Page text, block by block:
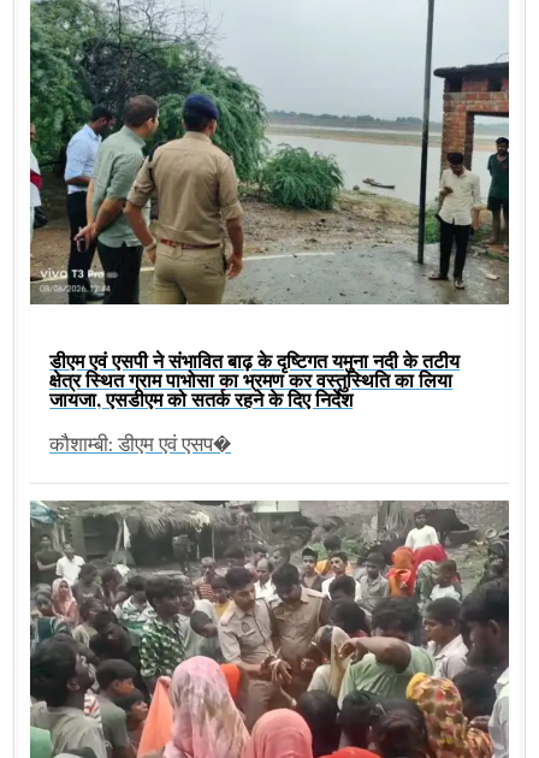
डीएम एवं एसपी ने संभावित बाढ़ के दृष्टिगत यमुना नदी के तटीय
क्षेत्र स्थित ग्राम पाभोसा का भ्रमण कर वस्तुस्थिति का लिया
जायजा, एसडीएम को सतर्क रहने के दिए निर्देश
कौशाम्बी: डीएम एवं एसप�